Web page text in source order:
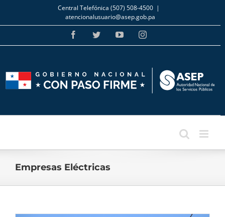
Skip
to
content
Central Telefónica (507) 508-4500 |
atencionalusuario@asep.gob.pa
FacebookTwitterYouTubeInstagram
Empresas Eléctricas